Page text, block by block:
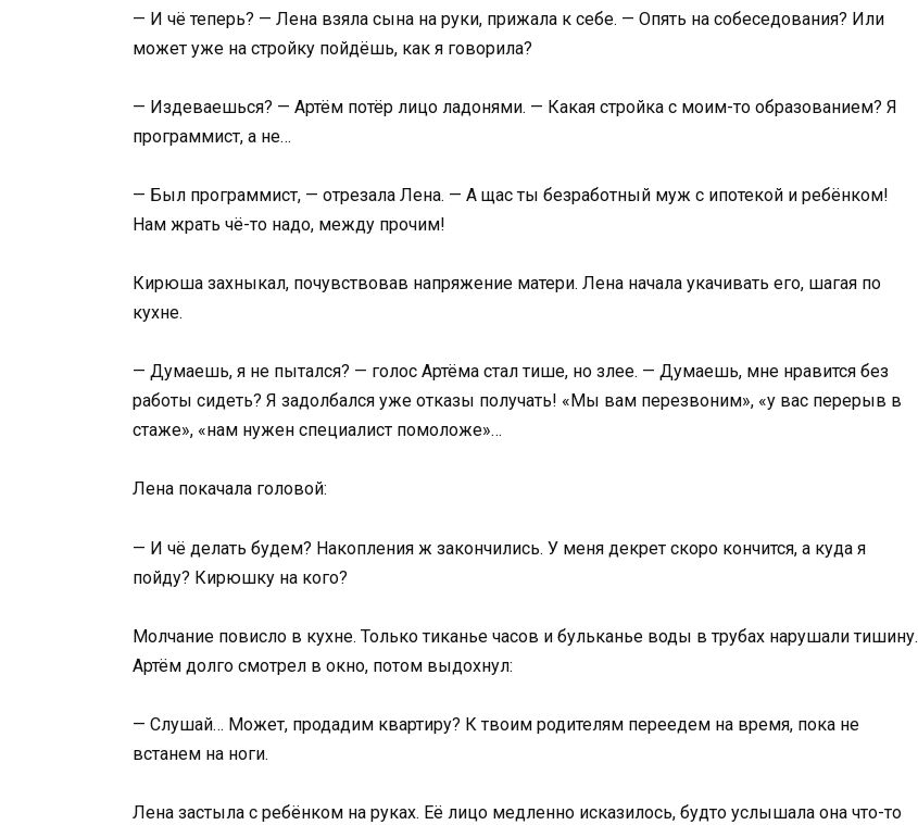
— И чё теперь? — Лена взяла сына на руки, прижала к себе. — Опять на собеседования? Или
может уже на стройку пойдёшь, как я говорила?
— Издеваешься? — Артём потёр лицо ладонями. — Какая стройка с моим-то образованием? Я
программист, а не…
— Был программист, — отрезала Лена. — А щас ты безработный муж с ипотекой и ребёнком!
Нам жрать чё-то надо, между прочим!
Кирюша захныкал, почувствовав напряжение матери. Лена начала укачивать его, шагая по
кухне.
— Думаешь, я не пытался? — голос Артёма стал тише, но злее. — Думаешь, мне нравится без
работы сидеть? Я задолбался уже отказы получать! «Мы вам перезвоним», «у вас перерыв в
стаже», «нам нужен специалист помоложе»…
Лена покачала головой:
— И чё делать будем? Накопления ж закончились. У меня декрет скоро кончится, а куда я
пойду? Кирюшку на кого?
Молчание повисло в кухне. Только тиканье часов и бульканье воды в трубах нарушали тишину.
Артём долго смотрел в окно, потом выдохнул:
— Слушай… Может, продадим квартиру? К твоим родителям переедем на время, пока не
встанем на ноги.
Лена застыла с ребёнком на руках. Её лицо медленно исказилось, будто услышала она что-то